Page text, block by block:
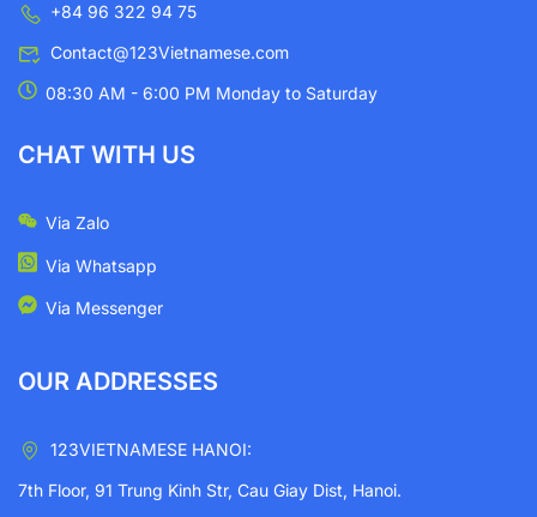
+84 96 322 94 75
Contact@123Vietnamese.com
08:30 AM - 6:00 PM Monday to Saturday
CHAT WITH US
Via Zalo
Via Whatsapp
Via Messenger
OUR ADDRESSES
123VIETNAMESE HANOI:
7th Floor, 91 Trung Kinh Str, Cau Giay Dist, Hanoi.